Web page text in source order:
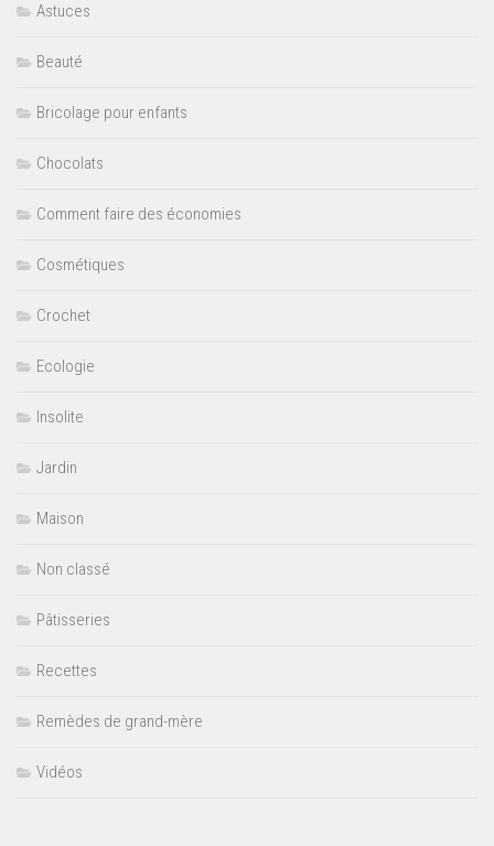
Astuces
Beauté
Bricolage pour enfants
Chocolats
Comment faire des économies
Cosmétiques
Crochet
Ecologie
Insolite
Jardin
Maison
Non classé
Pâtisseries
Recettes
Remèdes de grand-mère
Vidéos